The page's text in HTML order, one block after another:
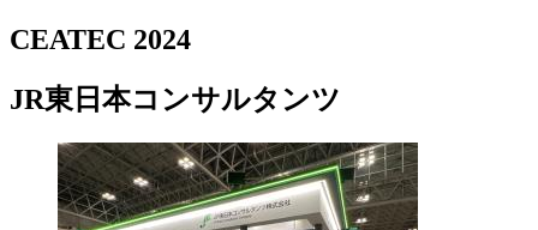
CEATEC 2024
JR東日本コンサルタンツ